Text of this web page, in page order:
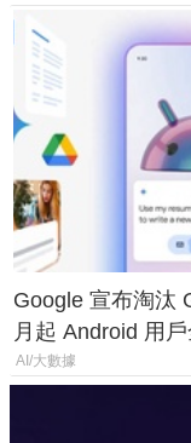
Google 宣布淘汰
月起 Android 用
AI/大數據